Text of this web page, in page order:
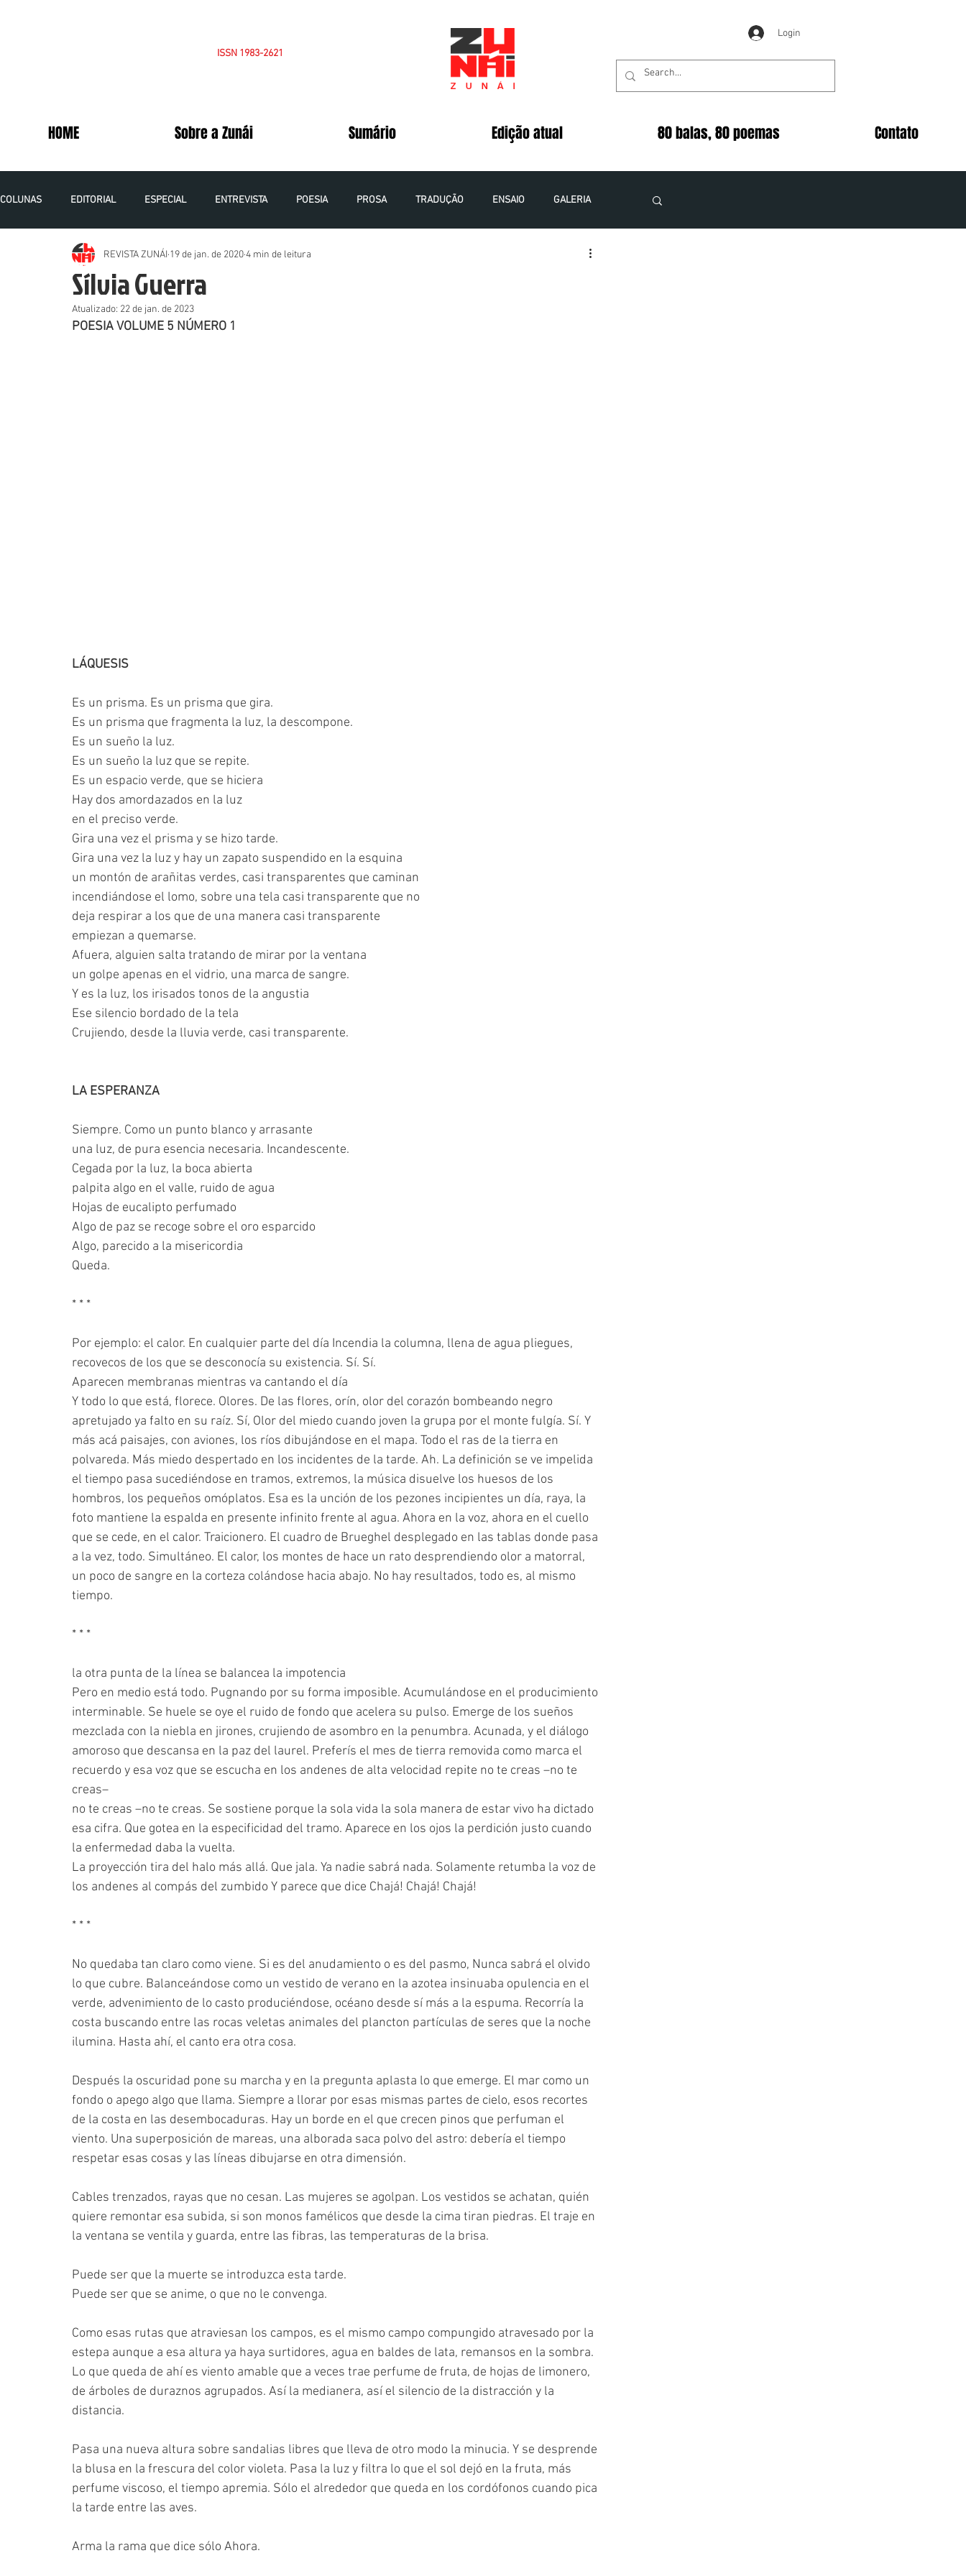
ISSN 1983-2621
Login
HOME Sobre a Zunái Sumário Edição atual 80 balas, 80 poemas Contato
COLUNAS EDITORIAL ESPECIAL ENTREVISTA POESIA PROSA TRADUÇÃO ENSAIO GALERIA
CADERNOS DA PALESTINA VOLUME 5 NÚMERO 1 - 2020
VOLUME 6 NÚMERO 1 - 2021 VOLUME 7 NÚMERO 1 - 2022
Sílvia Guerra
REVISTA ZUNÁI 19 de jan. de 20204 min de leitura
Atualizado: 22 de jan. de 2023
POESIA VOLUME 5 NÚMERO 1
LÁQUESIS
Es un prisma. Es un prisma que gira.
Es un prisma que fragmenta la luz, la descompone.
Es un sueño la luz.
Es un sueño la luz que se repite.
Es un espacio verde, que se hiciera
Hay dos amordazados en la luz
en el preciso verde.
Gira una vez el prisma y se hizo tarde.
Gira una vez la luz y hay un zapato suspendido en la esquina
un montón de arañitas verdes, casi transparentes que caminan
incendiándose el lomo, sobre una tela casi transparente que no
deja respirar a los que de una manera casi transparente
empiezan a quemarse.
Afuera, alguien salta tratando de mirar por la ventana
un golpe apenas en el vidrio, una marca de sangre.
Y es la luz, los irisados tonos de la angustia
Ese silencio bordado de la tela
Crujiendo, desde la lluvia verde, casi transparente.
LA ESPERANZA
Siempre. Como un punto blanco y arrasante
una luz, de pura esencia necesaria. Incandescente.
Cegada por la luz, la boca abierta
palpita algo en el valle, ruido de agua
Hojas de eucalipto perfumado
Algo de paz se recoge sobre el oro esparcido
Algo, parecido a la misericordia
Queda.
* * *
Por ejemplo: el calor. En cualquier parte del día Incendia la columna, llena de agua pliegues,
recovecos de los que se desconocía su existencia. Sí. Sí.
Aparecen membranas mientras va cantando el día
Y todo lo que está, florece. Olores. De las flores, orín, olor del corazón bombeando negro
apretujado ya falto en su raíz. Sí, Olor del miedo cuando joven la grupa por el monte fulgía. Sí. Y
más acá paisajes, con aviones, los ríos dibujándose en el mapa. Todo el ras de la tierra en
polvareda. Más miedo despertado en los incidentes de la tarde. Ah. La definición se ve impelida
el tiempo pasa sucediéndose en tramos, extremos, la música disuelve los huesos de los
hombros, los pequeños omóplatos. Esa es la unción de los pezones incipientes un día, raya, la
foto mantiene la espalda en presente infinito frente al agua. Ahora en la voz, ahora en el cuello
que se cede, en el calor. Traicionero. El cuadro de Brueghel desplegado en las tablas donde pasa
a la vez, todo. Simultáneo. El calor, los montes de hace un rato desprendiendo olor a matorral,
un poco de sangre en la corteza colándose hacia abajo. No hay resultados, todo es, al mismo
tiempo.
* * *
la otra punta de la línea se balancea la impotencia
Pero en medio está todo. Pugnando por su forma imposible. Acumulándose en el producimiento
interminable. Se huele se oye el ruido de fondo que acelera su pulso. Emerge de los sueños
mezclada con la niebla en jirones, crujiendo de asombro en la penumbra. Acunada, y el diálogo
amoroso que descansa en la paz del laurel. Preferís el mes de tierra removida como marca el
recuerdo y esa voz que se escucha en los andenes de alta velocidad repite no te creas –no te
creas–
no te creas –no te creas. Se sostiene porque la sola vida la sola manera de estar vivo ha dictado
esa cifra. Que gotea en la especificidad del tramo. Aparece en los ojos la perdición justo cuando
la enfermedad daba la vuelta.
La proyección tira del halo más allá. Que jala. Ya nadie sabrá nada. Solamente retumba la voz de
los andenes al compás del zumbido Y parece que dice Chajá! Chajá! Chajá!
* * *
No quedaba tan claro como viene. Si es del anudamiento o es del pasmo, Nunca sabrá el olvido
lo que cubre. Balanceándose como un vestido de verano en la azotea insinuaba opulencia en el
verde, advenimiento de lo casto produciéndose, océano desde sí más a la espuma. Recorría la
costa buscando entre las rocas veletas animales del plancton partículas de seres que la noche
ilumina. Hasta ahí, el canto era otra cosa.
Después la oscuridad pone su marcha y en la pregunta aplasta lo que emerge. El mar como un
fondo o apego algo que llama. Siempre a llorar por esas mismas partes de cielo, esos recortes
de la costa en las desembocaduras. Hay un borde en el que crecen pinos que perfuman el
viento. Una superposición de mareas, una alborada saca polvo del astro: debería el tiempo
respetar esas cosas y las líneas dibujarse en otra dimensión.
Cables trenzados, rayas que no cesan. Las mujeres se agolpan. Los vestidos se achatan, quién
quiere remontar esa subida, si son monos famélicos que desde la cima tiran piedras. El traje en
la ventana se ventila y guarda, entre las fibras, las temperaturas de la brisa.
Puede ser que la muerte se introduzca esta tarde.
Puede ser que se anime, o que no le convenga.
Como esas rutas que atraviesan los campos, es el mismo campo compungido atravesado por la
estepa aunque a esa altura ya haya surtidores, agua en baldes de lata, remansos en la sombra.
Lo que queda de ahí es viento amable que a veces trae perfume de fruta, de hojas de limonero,
de árboles de duraznos agrupados. Así la medianera, así el silencio de la distracción y la
distancia.
Pasa una nueva altura sobre sandalias libres que lleva de otro modo la minucia. Y se desprende
la blusa en la frescura del color violeta. Pasa la luz y filtra lo que el sol dejó en la fruta, más
perfume viscoso, el tiempo apremia. Sólo el alrededor que queda en los cordófonos cuando pica
la tarde entre las aves.
Arma la rama que dice sólo Ahora.